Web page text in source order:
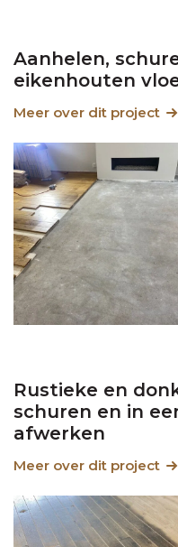
Aanhelen,
eikenhouten
Meer over dit project
Rustieke en
schuren en in
afwerken
Meer over dit project